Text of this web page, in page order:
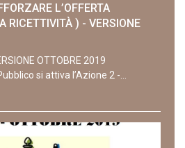
L’OFFERTA
RICETTIVITÀ ) - VERSIONE
OTTOBRE 2019
si attiva l’Azione 2 -...